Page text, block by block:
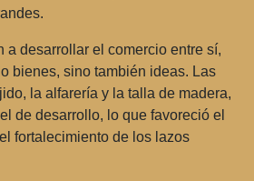
a desarrollar el comercio entre sí,
bienes, sino también ideas. Las
la alfarería y la talla de madera,
de desarrollo, lo que favoreció el
fortalecimiento de los lazos